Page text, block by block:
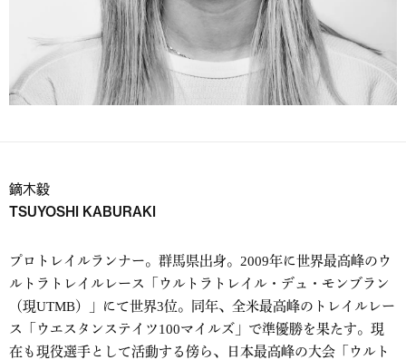
鏑木毅
TSUYOSHI KABURAKI
プロトレイルランナー。群馬県出身。2009年に世界最高峰のウ
ルトラトレイルレース「ウルトラトレイル・デュ・モンブラン
（現UTMB）」にて世界3位。同年、全米最高峰のトレイルレー
ス「ウエスタンステイツ100マイルズ」で準優勝を果たす。現
在も現役選手として活動する傍ら、日本最高峰の大会「ウルト